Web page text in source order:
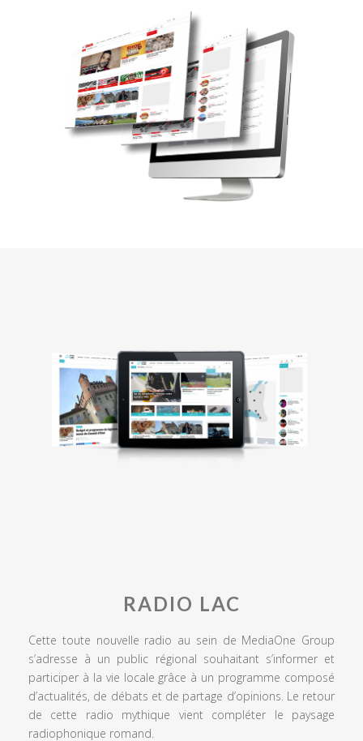
RADIO LAC
Cette toute nouvelle radio au sein de MediaOne Group
s’adresse à un public régional souhaitant s’informer et
participer à la vie locale grâce à un programme composé
d’actualités, de débats et de partage d’opinions. Le retour
de cette radio mythique vient compléter le paysage
radiophonique romand.